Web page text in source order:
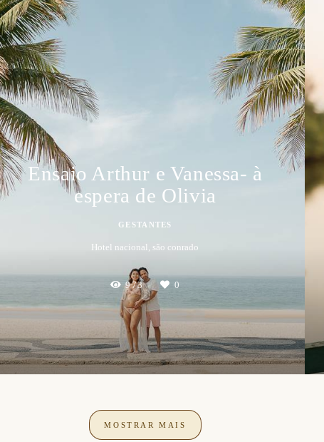
Ensaio Arthur e Vanessa- à
espera de Olivia
GESTANTES
Hotel nacional, são conrado
973 0
MOSTRAR MAIS